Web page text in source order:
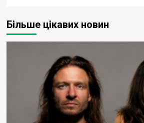
Більше цікавих новин